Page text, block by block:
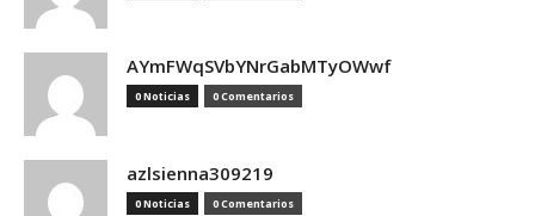
AYmFWqSVbYNrGabMTyOWwf
0 Noticias 0 Comentarios
azlsienna309219
0 Noticias 0 Comentarios